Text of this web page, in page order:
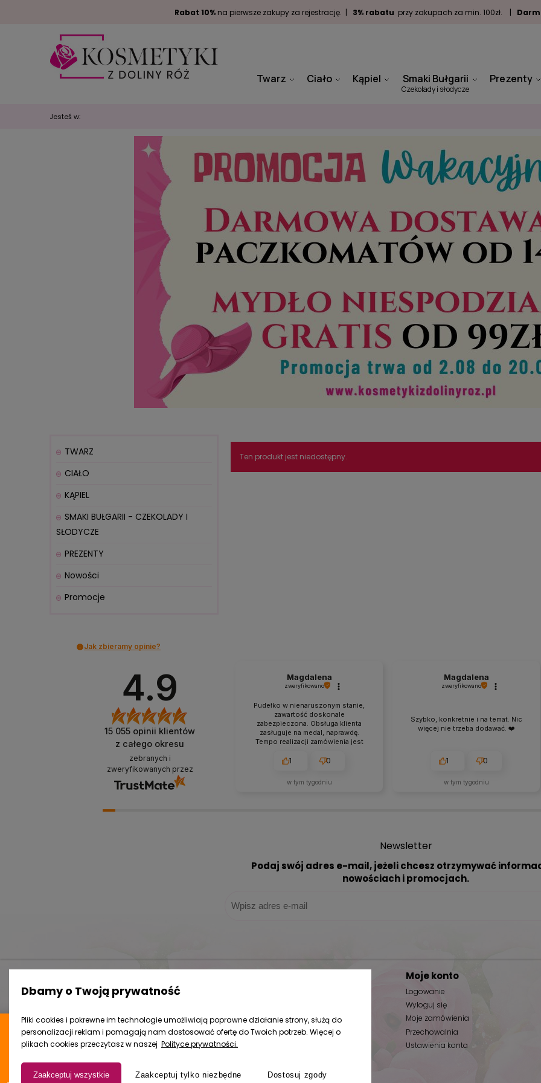
Rabat 10% na pierwsze zakupy za rejestrację. | 3% rabatu przy zakupach za min. 100zł. |
Twarz Ciało Kąpiel Smaki Bułgarii
Czekolady i słodycze
Prezenty
Jesteś w:
TWARZ
CIAŁO
KĄPIEL
SMAKI BUŁGARII - CZEKOLADY I
SŁODYCZE
PREZENTY
Nowości
Promocje
Ten produkt jest niedostępny.
Jak zbieramy opinie?
4.9
15 055 opinii klientów
z całego okresu
zebranych i
zweryfikowanych przez
Magdalena
zweryfikowano
Pudełko w nienaruszonym stanie,
zawartość doskonale
zabezpieczona. Obsługa klienta
zasługuje na medal, naprawdę.
Tempo realizacji zamówienia jest
klienta, towar pierwsza klasa,
1 0
w tym tygodniu
Magdalena
zweryfikowano
Szybko, konkretnie i na temat. Nic
więcej nie trzeba dodawać. ❤️
1 0
w tym tygodniu
Newsletter
Podaj swój adres e-mail, jeżeli chcesz otrzymywać
nowościach i promocjach.
Czas realizacji zamówienia
Program lojalnościowy
Koszt dostawy
Reklamacje i zwroty
Polityka prywatności
Regulamin zakupów
Ustawienia plików cookies
Moje konto
Logowanie
Wyloguj się
Moje zamówienia
Przechowalnia
Ustawienia konta
4.9
15 055 opinii
Dbamy o Twoją prywatność
Pliki cookies i pokrewne im technologie umożliwiają poprawne działanie strony, służą do
personalizacji reklam i pomagają nam dostosować ofertę do Twoich potrzeb. Więcej o
plikach cookies przeczytasz w naszej Polityce prywatności.
Zaakceptuj wszystkie Zaakceptuj tylko niezbędne Dostosuj zgody